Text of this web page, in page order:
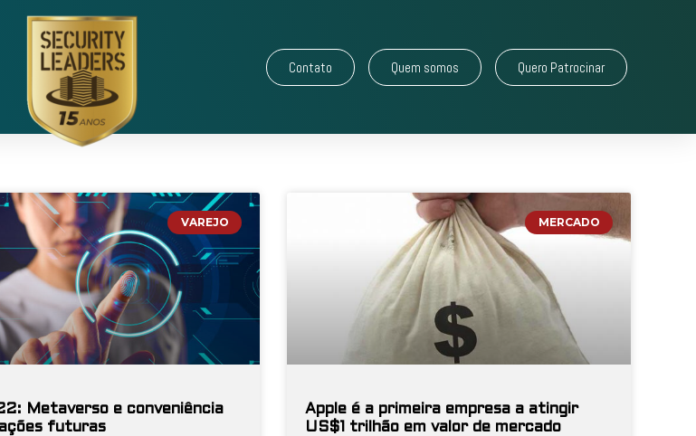
Contato Quem somos Quero Patrocinar
VAREJO
Metaverso e conveniência
futuras
MERCADO
Apple é a primeira empresa a atingir
US$1 trilhão em valor de mercado